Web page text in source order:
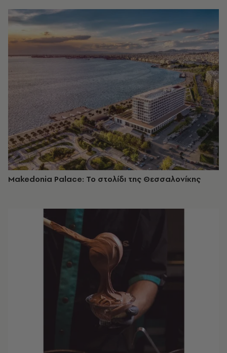
Makedonia Palace: Το στολίδι της Θεσσαλονίκης